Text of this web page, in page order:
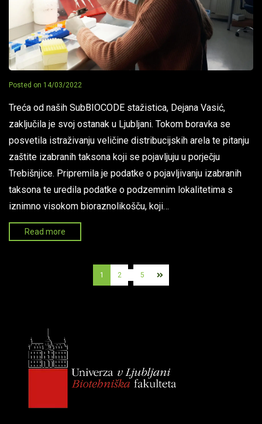
Posted on 14/03/2022
Treća od naših SubBIOCODE stažistica, Dejana Vasić,
zaključila je svoj ostanak u Ljubljani. Tokom boravka se
posvetila istraživanju veličine distribucijskih arela te pitanju
zaštite izabranih taksona koji se pojavljuju u porječju
Trebišnjice. Pripremila je podatke o pojavljivanju izabranih
taksona te uredila podatke o podzemnim lokalitetima s
iznimno visokom bioraznolikošču, koji…
Read more
1 2 5